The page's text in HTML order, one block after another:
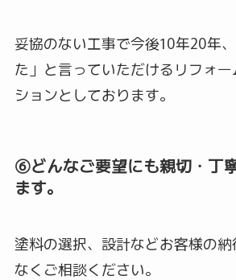
妥協のない工事で今後10年20年
た」と言っていただけるリフォ
ションとしております。
⑥どんなご要望にも親切・丁
ます。
塗料の選択、設計などお客様の
なくご相談ください。